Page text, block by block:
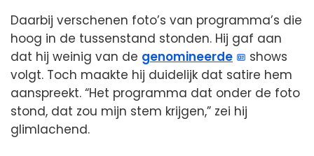
Daarbij verschenen foto’s van programma’s die
hoog in de tussenstand stonden. Hij gaf aan
dat hij weinig van de genomineerde
shows
volgt. Toch maakte hij duidelijk dat satire hem
aanspreekt. “Het programma dat onder de foto
stond, dat zou mijn stem krijgen,” zei hij
glimlachend.